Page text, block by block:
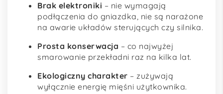
Brak elektroniki – nie wymagają
podłączenia do gniazdka, nie są narażone
na awarie układów sterujących czy silnika.
Prosta konserwacja – co najwyżej
smarowanie przekładni raz na kilka lat.
Ekologiczny charakter – zużywają
wyłącznie energię mięśni użytkownika.